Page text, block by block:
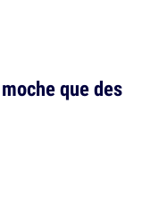
que des